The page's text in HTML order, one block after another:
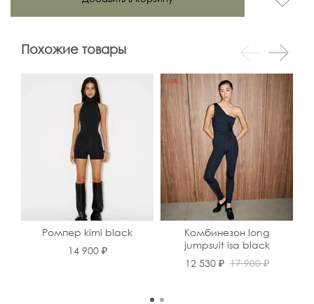
Похожие товары
Ромпер kimi black
14 900 ₽
-30%
Комбинезон long
jumpsuit isa black
12 530 ₽ 17 900 ₽